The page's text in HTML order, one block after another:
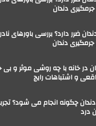
دندان
ضرر دارد؟ بررسی
دندان
در خانه با چه روشی موثر و
و اشتباهات رایج
چگونه انجام می شود؟ تجربه
درد